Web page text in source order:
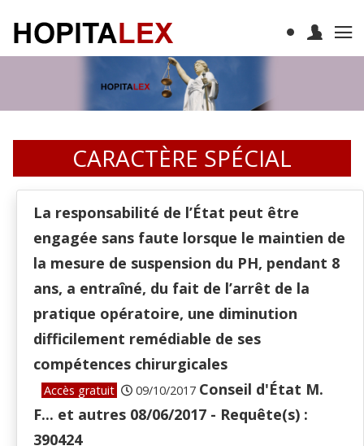
CARACTÈRE SPÉCIAL
La responsabilité de l’État peut être
engagée sans faute lorsque le maintien de
la mesure de suspension du PH, pendant 8
ans, a entraîné, du fait de l’arrêt de la
pratique opératoire, une diminution
difficilement remédiable de ses
compétences chirurgicales
Accès gratuit 09/10/2017 Conseil d'État M.
F... et autres 08/06/2017 - Requête(s) :
390424